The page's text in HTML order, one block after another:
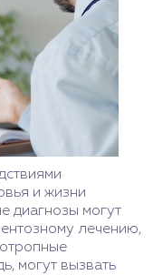
и жизни
диагнозы могут
лечению,
могут вызвать